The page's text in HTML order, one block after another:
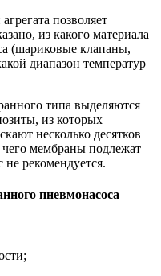
позволяет
из какого материала
(шариковые клапаны,
диапазон температур
типа выделяются
из которых
несколько десятков
мембраны подлежат
рекомендуется.
пневмонасоса